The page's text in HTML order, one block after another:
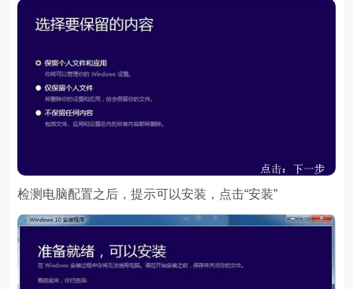
检测电脑配置之后，提示可以安装，点击“安装”